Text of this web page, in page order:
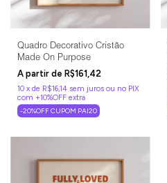
Quadro Decorativo Cristão
Made On Purpose
R$161,42
10 x de R$16,14 sem juros
-20%OFF CUPOM PAI20